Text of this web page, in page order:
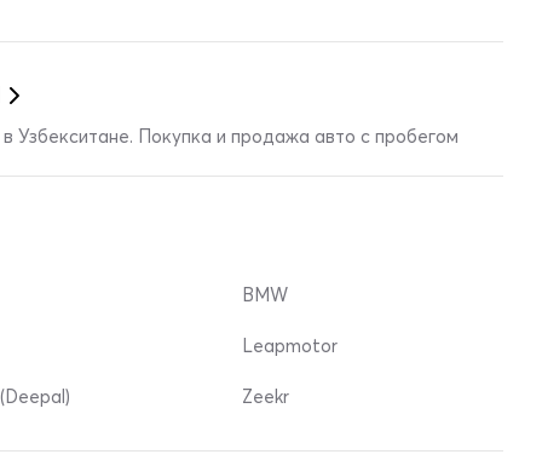
Узбекситане. Покупка и продажа авто с пробегом
BMW
Leapmotor
Zeekr